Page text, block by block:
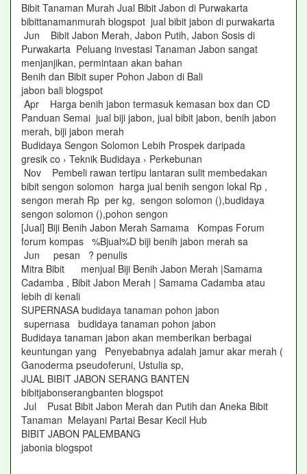
Bibit Tanaman Murah Jual Bibit Jabon di Purwakarta
bibittanamanmurah blogspot jual bibit jabon di purwakarta
Jun Bibit Jabon Merah, Jabon Putih, Jabon Sosis di
Purwakarta Peluang investasi Tanaman Jabon sangat
menjanjikan, permintaan akan bahan
Benih dan Bibit super Pohon Jabon di Bali
jabon bali blogspot
Apr Harga benih jabon termasuk kemasan box dan CD
Panduan Semai jual biji jabon, jual bibit jabon, benih jabon
merah, biji jabon merah
Budidaya Sengon Solomon Lebih Prospek daripada
gresik co › Teknik Budidaya › Perkebunan
Nov Pembeli rawan tertipu lantaran sulit membedakan
bibit sengon solomon harga jual benih sengon lokal Rp ,
sengon merah Rp per kg, sengon solomon (),budidaya
sengon solomon (),pohon sengon
[Jual] Biji Benih Jabon Merah Samama Kompas Forum
forum kompas %Bjual%D biji benih jabon merah sa
Jun pesan ? penulis
Mitra Bibit menjual Biji Benih Jabon Merah |Samama
Cadamba , Bibit Jabon Merah | Samama Cadamba atau
lebih di kenali
SUPERNASA budidaya tanaman pohon jabon
supernasa budidaya tanaman pohon jabon
Budidaya tanaman jabon akan memberikan berbagai
keuntungan yang Penyebabnya adalah jamur akar merah (
Ganoderma pseudoferuni, Ustulia sp,
JUAL BIBIT JABON SERANG BANTEN
bibitjabonserangbanten blogspot
Jul Pusat Bibit Jabon Merah dan Putih dan Aneka Bibit
Tanaman Melayani Partai Besar Kecil Hub
BIBIT JABON PALEMBANG
jabonia blogspot